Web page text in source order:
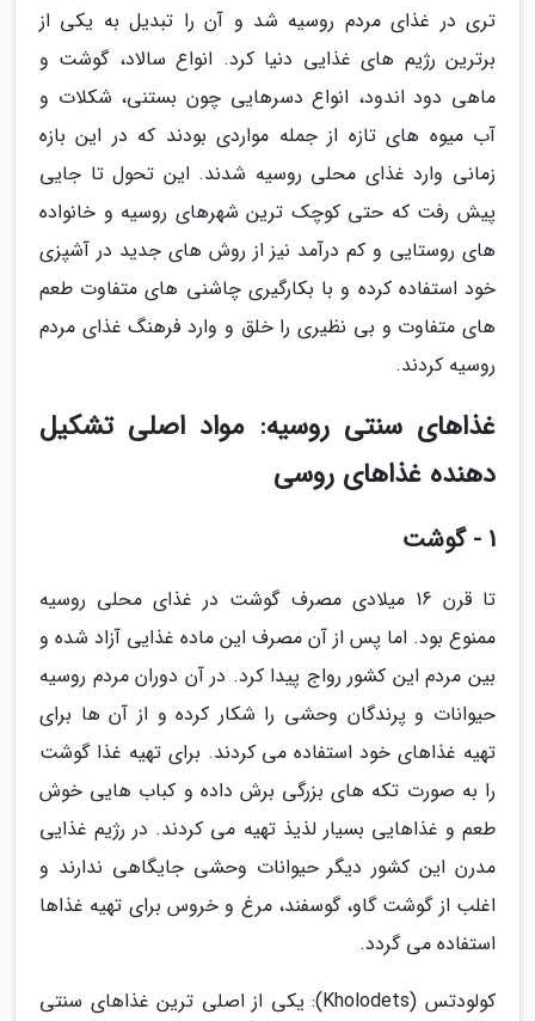
تری در غذای مردم روسیه شد و آن را تبدیل به یکی از
برترین رژیم های غذایی دنیا کرد. انواع سالاد، گوشت و
ماهی دود اندود، انواع دسرهایی چون بستنی، شکلات و
آب میوه های تازه از جمله مواردی بودند که در این بازه
زمانی وارد غذای محلی روسیه شدند. این تحول تا جایی
پیش رفت که حتی کوچک ترین شهرهای روسیه و خانواده
های روستایی و کم درآمد نیز از روش های جدید در آشپزی
خود استفاده کرده و با بکارگیری چاشنی های متفاوت طعم
های متفاوت و بی نظیری را خلق و وارد فرهنگ غذای مردم
روسیه کردند.
غذاهای سنتی روسیه: مواد اصلی تشکیل
دهنده غذاهای روسی
1 - گوشت
تا قرن 16 میلادی مصرف گوشت در غذای محلی روسیه
ممنوع بود. اما پس از آن مصرف این ماده غذایی آزاد شده و
بین مردم این کشور رواج پیدا کرد. در آن دوران مردم روسیه
حیوانات و پرندگان وحشی را شکار کرده و از آن ها برای
تهیه غذاهای خود استفاده می کردند. برای تهیه غذا گوشت
را به صورت تکه های بزرگی برش داده و کباب هایی خوش
طعم و غذاهایی بسیار لذیذ تهیه می کردند. در رژیم غذایی
مدرن این کشور دیگر حیوانات وحشی جایگاهی ندارند و
اغلب از گوشت گاو، گوسفند، مرغ و خروس برای تهیه غذاها
استفاده می گردد.
کولودتس (Kholodets): یکی از اصلی ترین غذاهای سنتی